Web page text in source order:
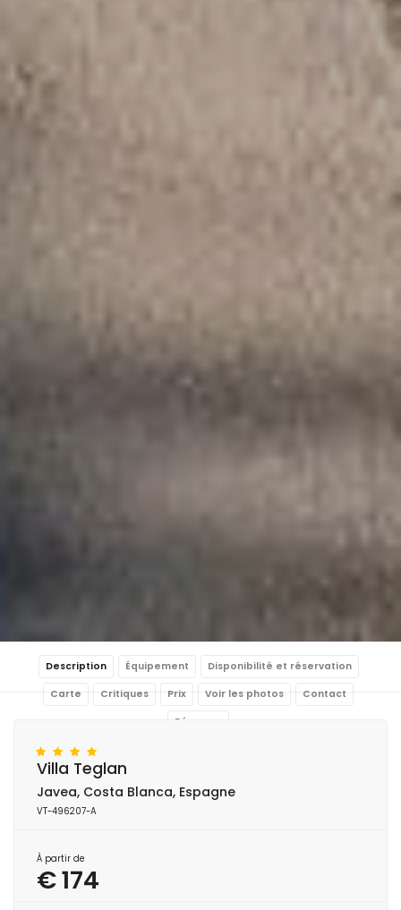
Description Équipement Disponibilité et réservation
Carte Critiques Prix Voir les photos Contact
Réserver
Villa Teglan
Javea, Costa Blanca, Espagne
VT-496207-A
À partir de
€ 174